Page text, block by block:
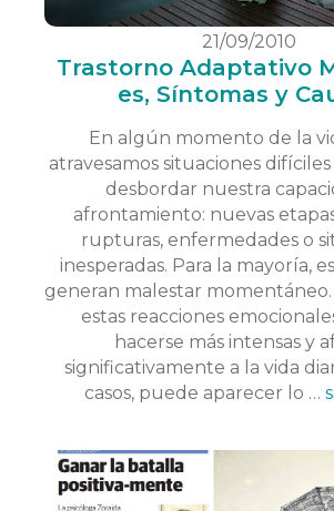
21/09/2010
Trastorno Adaptativo
es, Síntomas y
En algún momento de la
atravesamos situaciones
desbordar nuestra
afrontamiento: nuevas
rupturas, enfermedades o
inesperadas. Para la mayoría,
generan malestar
estas reacciones
hacerse más intensas y
significativamente a la vida
casos, puede aparecer lo …